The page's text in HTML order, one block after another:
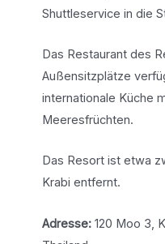
Shuttleservice in die
Das Restaurant des
Außensitzplätze
internationale Küche
Meeresfrüchten.
Das Resort ist etwa
Krabi entfernt.
Adresse:120 Moo 3,